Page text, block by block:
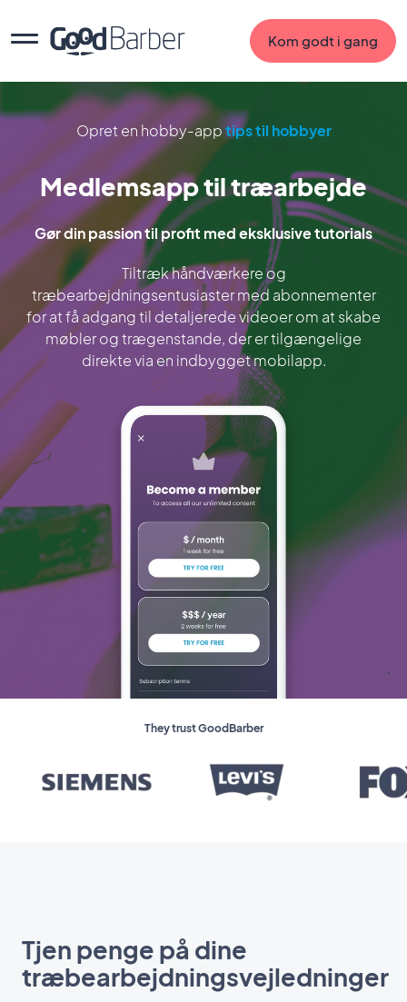
Kom godt i gang
Opret en hobby-apptips til hobbyer
Medlemsapp til træarbejde
Gør din passion til profit med eksklusive tutorials
Tiltræk håndværkere og
træbearbejdningsentusiaster med abonnementer
for at få adgang til detaljerede videoer om at skabe
møbler og trægenstande, der er tilgængelige
direkte via en indbygget mobilapp.
They trust GoodBarber
Tjen penge på dine
træbearbejdningsvejledninger